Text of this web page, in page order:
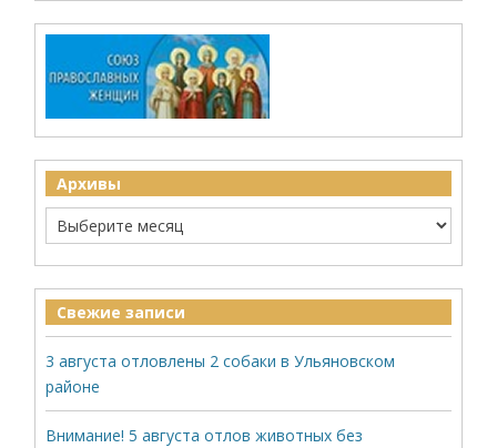
Архивы
Свежие записи
3 августа отловлены 2 собаки в Ульяновском
районе
Внимание! 5 августа отлов животных без